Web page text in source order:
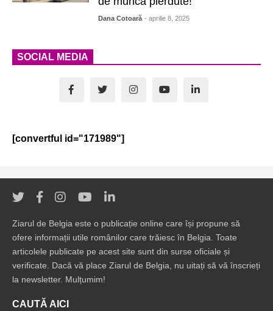
Dana Cotoară - aprilie 8, 2025
SOCIAL MEDIA
[convertful id="171989"]
Ziarul de Belgia este o publicație online care își propune să
ofere informații utile românilor care trăiesc în Belgia. Toate
articolele publicate pe acest site sunt din surse oficiale și
verificate. Dacă vă place Ziarul de Belgia, nu uitați să vă înscrieți
la newsletter. Mulțumim!
CAUTĂ AICI